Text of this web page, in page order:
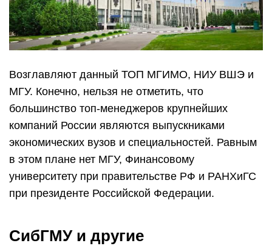
Возглавляют данный ТОП МГИМО, НИУ ВШЭ и
МГУ. Конечно, нельзя не отметить, что
большинство топ-менеджеров крупнейших
компаний России являются выпускниками
экономических вузов и специальностей. Равным
в этом плане нет МГУ, Финансовому
университету при правительстве РФ и РАНХиГС
при президенте Российской Федерации.
СибГМУ и другие